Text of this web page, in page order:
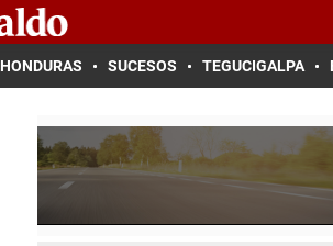
HONDURAS SUCESOS TEGUCIGALPA